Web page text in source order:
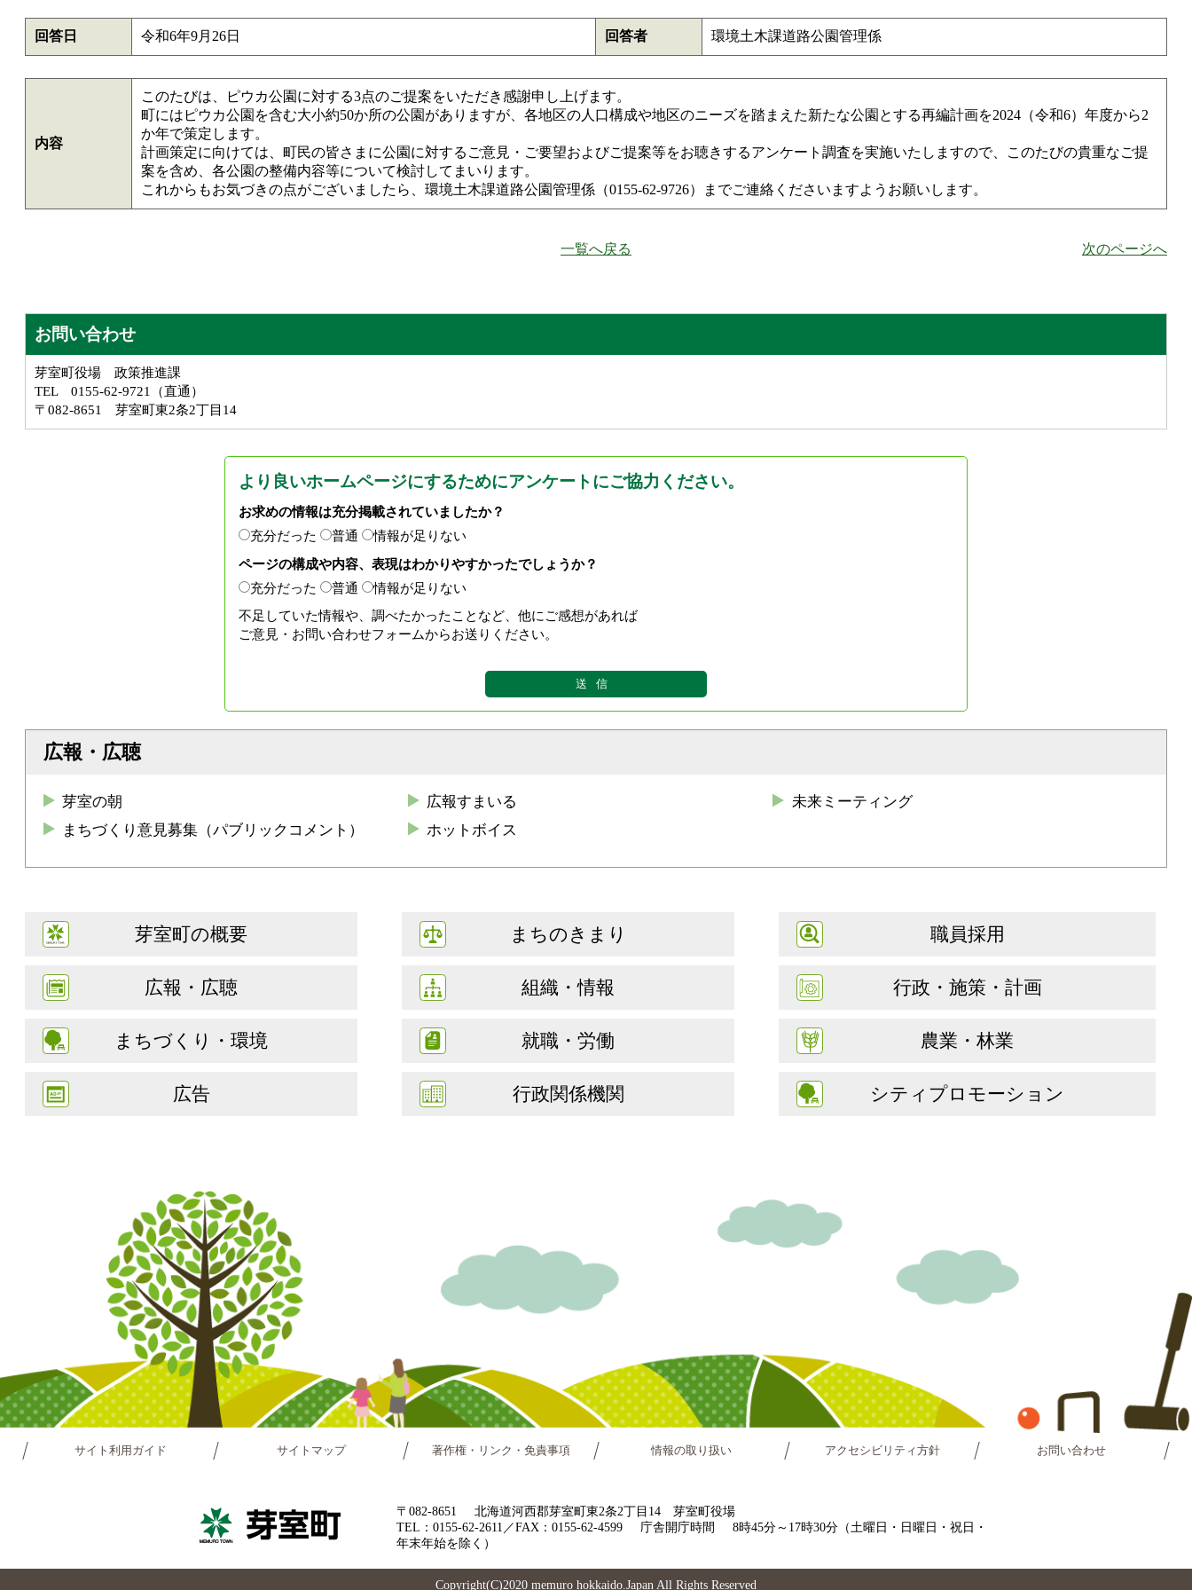
回答日 令和6年9月26日 回答者 環境土木課道路公園管理係
内容
このたびは、ピウカ公園に対する3点のご提案をいただき感謝申し上げます。
町にはピウカ公園を含む大小約50か所の公園がありますが、各地区の人口構成や地区のニーズを踏まえた新たな公園とする再編計画を2024（令和6）年度から2
か年で策定します。
計画策定に向けては、町民の皆さまに公園に対するご意見・ご要望およびご提案等をお聴きするアンケート調査を実施いたしますので、このたびの貴重なご提
案を含め、各公園の整備内容等について検討してまいります。
これからもお気づきの点がございましたら、環境土木課道路公園管理係（0155-62-9726）までご連絡くださいますようお願いします。
一覧へ戻る 次のページへ
お問い合わせ
芽室町役場 政策推進課
TEL 0155-62-9721（直通）
〒082-8651 芽室町東2条2丁目14
より良いホームページにするためにアンケートにご協力ください。
お求めの情報は充分掲載されていましたか？
充分だった
普通
情報が足りない
ページの構成や内容、表現はわかりやすかったでしょうか？
充分だった
普通
情報が足りない
不足していた情報や、調べたかったことなど、他にご感想があれば
ご意見・お問い合わせフォームからお送りください。
広報・広聴
芽室の朝 広報すまいる
未来ミーティング
まちづくり意見募集（パブリックコメント）
ホットボイス
芽室町の概要 まちのきまり 職員採用
広報・広聴 組織・情報 行政・施策・計画
まちづくり・環境 就職・労働 農業・林業
広告 行政関係機関 シティプロモーション
サイト利用ガイド サイトマップ 著作権・リンク・免責事項 情報の取り扱い アクセシビリティ方針 お問い合わせ
〒082-8651
北海道河西郡芽室町東2条2丁目14 芽室町役場
TEL：0155-62-2611／FAX：0155-62-4599
庁舎開庁時間
8時45分～17時30分（土曜日・日曜日・祝日・
年末年始を除く）
Copyright(C)2020 memuro hokkaido.Japan All Rights Reserved